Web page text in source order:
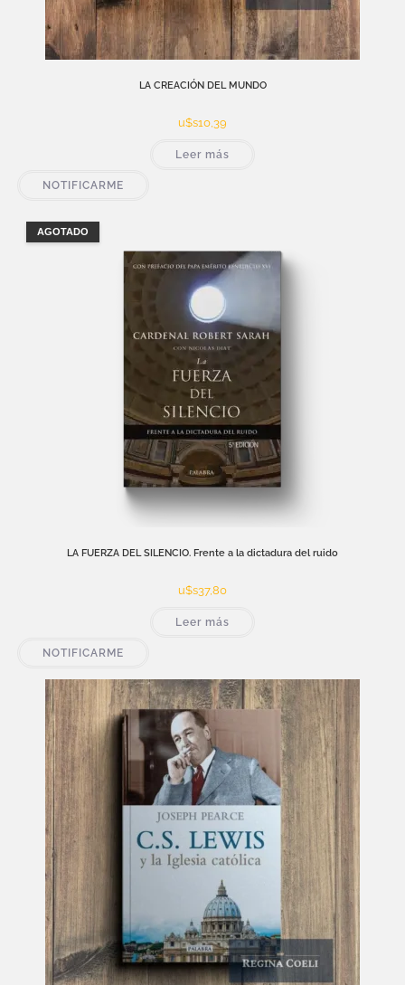
LA CREACIÓN DEL MUNDO
u$s10,39
Leer más
NOTIFICARME
AGOTADO
LA FUERZA DEL SILENCIO. Frente a la dictadura del ruido
u$s37,80
Leer más
NOTIFICARME